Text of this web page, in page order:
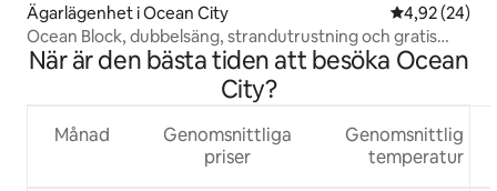
Ägarlägenhet i Ocean City 4,92 av 5 i
4,92 (24)
Ocean Block, dubbelsäng, strandutrustning och gratis
parkering
När är den bästa tiden att besöka Ocean
City?
Månad
Genomsnittliga
priser
Genomsnittlig
temperatur